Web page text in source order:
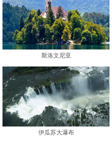
斯洛文尼亚
伊瓜苏大瀑布